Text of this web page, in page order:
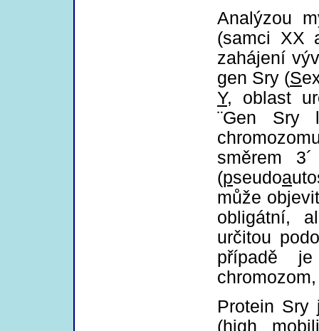
Analýzou
(samci XX
zahájení
gen Sry (S
Y, oblast
¨Gen Sry
směrem
(pseudoa
může
obligátní,
určitou
případě
Protein Sry
(high